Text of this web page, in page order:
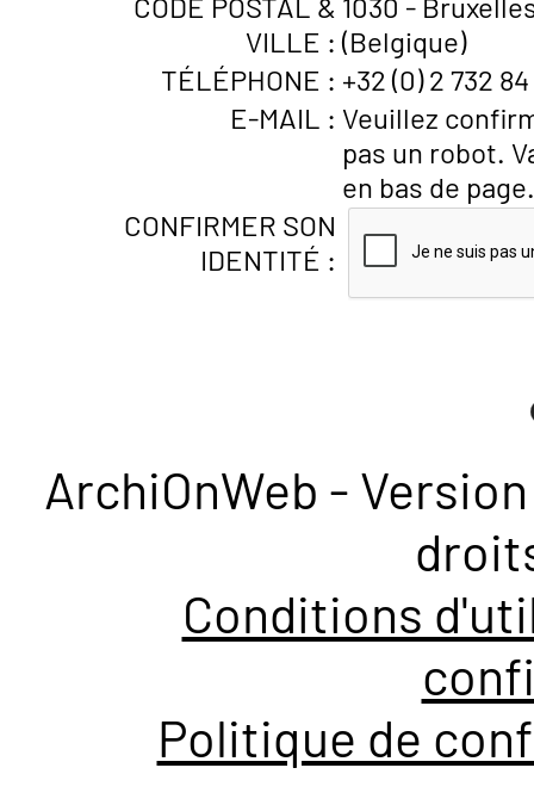
VILLE : (Belgique)
TÉLÉPHONE : +32 (0) 2 732
E-MAIL : Veuillez
pas un robot.
en bas de page.
CONFIRMER SON
IDENTITÉ :
ArchiOnWeb -
Conditions
Politique de